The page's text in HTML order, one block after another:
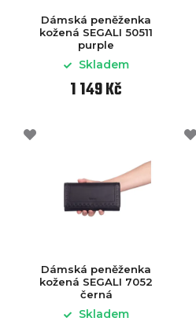
Dámská peněženka
kožená SEGALI 50511
purple
Skladem
1 149 Kč
Dámská peněženka
kožená SEGALI 7052
černá
Skladem